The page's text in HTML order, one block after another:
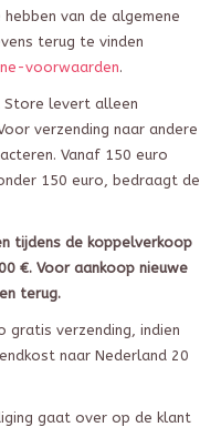
van de algemene
terug te vinden
voorwaarden.
Store levert alleen
verzending naar andere
Vanaf 150 euro
150 euro, bedraagt de
tijdens de koppelverkoop
€. Voor aankoop nieuwe
terug.
gratis verzending, indien
naar Nederland 20
gaat over op de klant